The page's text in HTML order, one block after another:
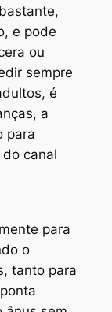
e pode
ou
sempre
é
a
para
canal
para
o
tanto para